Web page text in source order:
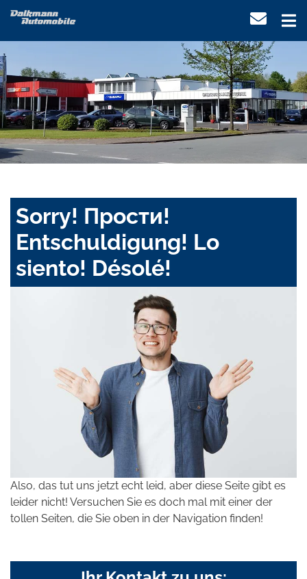
Sorry! Прости!
Entschuldigung! Lo
siento! Désolé!
Also, das tut uns jetzt echt leid, aber diese Seite gibt es
leider nicht! Versuchen Sie es doch mal mit einer der
tollen Seiten, die Sie oben in der Navigation finden!